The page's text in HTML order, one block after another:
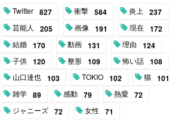
Twitter 827 衝撃 584 炎上 237
芸能人 205 画像 191 現在 172
結婚 170 動画 131 理由 124
子供 120 整形 109 怖い話 108
山口達也 103 TOKIO 102 猫 101
雑学 89 感動 79 熱愛 72
ジャニーズ 72 女性 71